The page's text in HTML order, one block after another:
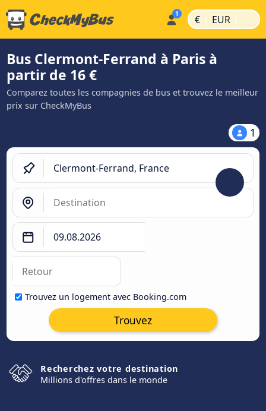
€ | EUR |
Bus Clermont-Ferrand à Paris à
partir de 16 €
Comparez toutes les compagnies de bus et trouvez le meilleur
prix sur CheckMyBus
1
Trouvez un logement avec Booking.com
Trouvez
Recherchez votre destination
Millions d'offres dans le monde